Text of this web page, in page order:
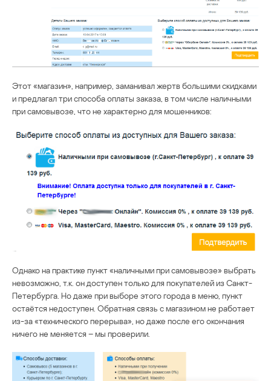
Этот «магазин», например, заманивал жертв большими скидками
и предлагал три способа оплаты заказа, в том числе наличными
при самовывозе, что не характерно для мошенников:
Однако на практике пункт «наличными при самовывозе» выбрать
невозможно, т.к. он доступен только для покупателей из Санкт-
Петербурга. Но даже при выборе этого города в меню, пункт
остаётся недоступен. Обратная связь с магазином не работает
из-за «технического перерыва», но даже после его окончания
ничего не меняется – мы проверили.